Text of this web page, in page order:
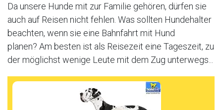
Da unsere Hunde mit zur Familie gehören, dürfen sie
auch auf Reisen nicht fehlen. Was sollten Hundehalter
beachten, wenn sie eine Bahnfahrt mit Hund
planen? Am besten ist als Reisezeit eine Tageszeit, zu
der möglichst wenige Leute mit dem Zug unterwegs...